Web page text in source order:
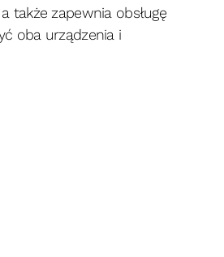
także zapewnia obsługę
oba urządzenia i